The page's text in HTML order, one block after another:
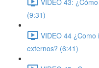
(9:31)
VIDEO 44
externos? (6:41)